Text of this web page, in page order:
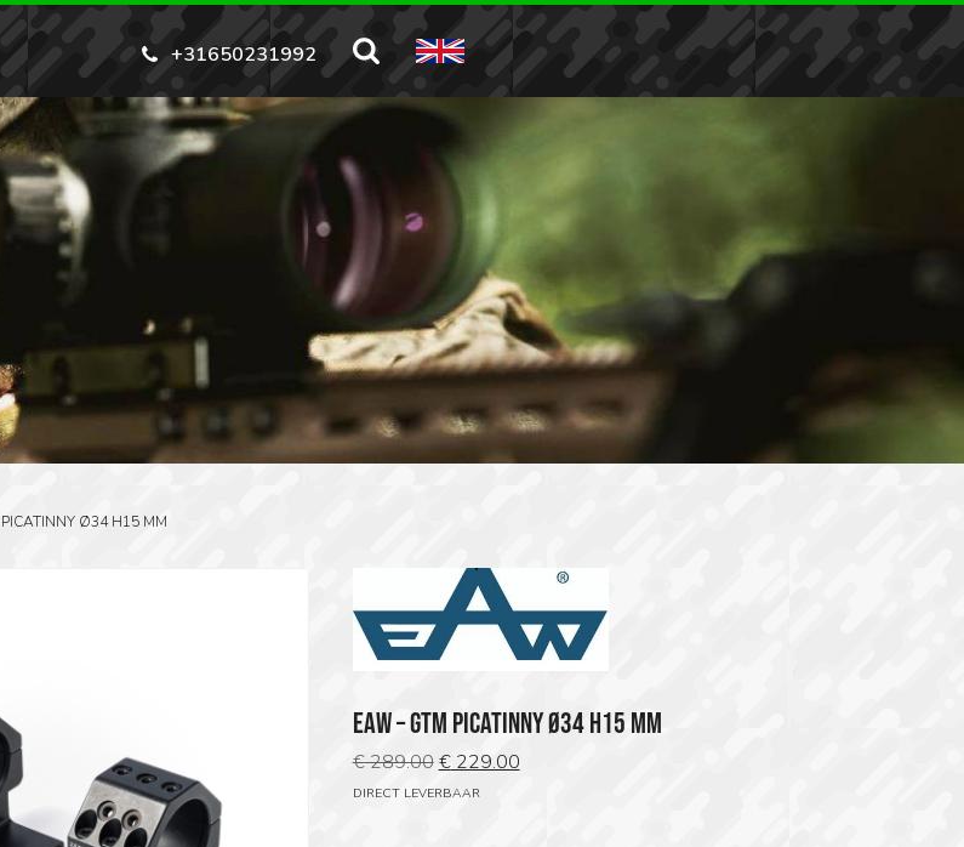
+31650231992
Ø34 H15 MM
EAW – GTM PICATINNY Ø34 H15 MM
€289.00Oorspronkelijke
prijs
€229.00Huidige
DIRECT LEVERBAAR